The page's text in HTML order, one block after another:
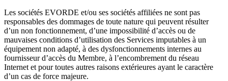
Les sociétés EVORDE et/ou ses sociétés affiliées ne sont pas
responsables des dommages de toute nature qui peuvent résulter
d’un non fonctionnement, d’une impossibilité d’accès ou de
mauvaises conditions d’utilisation des Services imputables à un
équipement non adapté, à des dysfonctionnements internes au
fournisseur d’accès du Membre, à l’encombrement du réseau
Internet et pour toutes autres raisons extérieures ayant le caractère
d’un cas de force majeure.